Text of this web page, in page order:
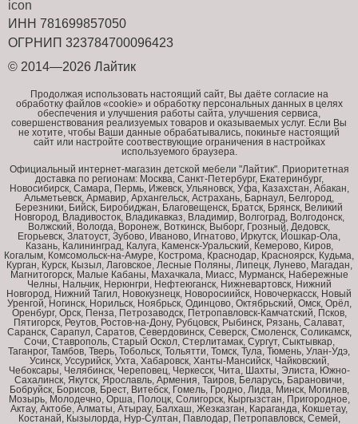
ИНН 781699857050
ОГРНИП 323784700096423
© 2014—2026 Лайтик
Продолжая использовать настоящий сайт, Вы даёте согласие на
обработку файлов «cookie» и обработку персональных данных в целях
обеспечения и улучшения работы сайта, улучшения сервиса,
совершенствования реализуемых товаров и оказываемых услуг. Если Вы
не хотите, чтобы Ваши данные обрабатывались, покиньте настоящий
сайт или настройте соотвествующие ограничения в настройках
используемого браузера.
Официальный интернет-магазин детской мебели "Лайтик". Приоритетная
доставка по регионам: Москва, Санкт-Петербург, Екатеринбург,
Новосибирск, Самара, Пермь, Ижевск, Ульяновск, Уфа, Казахстан, Абакан,
Альметьевск, Армавир, Архангельск, Астрахань, Барнаул, Белгород,
Березники, Бийск, Биробиджан, Благовещенск, Братск, Брянск, Великий
Новгород, Владивосток, Владикавказ, Владимир, Волгоград, Волгодонск,
Волжский, Вологда, Воронеж, Воткинск, Выборг, Грозный, Дедовск,
Егорьевск, Златоуст, Зубово, Иваново, Игнатово, Иркутск, Йошкар-Ола,
Казань, Калининград, Калуга, Каменск-Уральский, Кемерово, Киров,
Когалым, Комсомольск-на-Амуре, Кострома, Краснодар, Красноярск, Кудьма,
Курган, Курск, Кызыл, Лаговское, Лесные Поляны, Липецк, Лунево, Магадан,
Магнитогорск, Малые Кабаны, Махачкала, Миасс, Мурманск, Набережные
Челны, Нальчик, Нерюнгри, Нефтеюганск, Нижневартовск, Нижний
Новгород, Нижний Тагил, Новокузнецк, Новоросиийск, Новочеркасск, Новый
Уренгой, Ногинск, Норильск, Ноябрьск, Одинцово, Октябрьский, Омск, Орёл,
Оренбург, Орск, Пенза, Петрозаводск, Петропавловск-Камчатский, Псков,
Пятигорск, Реутов, Ростов-на-Дону, Рубцовск, Рыбинск, Рязань, Салават,
Саранск, Сарапул, Саратов, Севердовинск, Северск, Смоленск, Соликамск,
Сочи, Ставрополь, Старый Оскол, Стерлитамак, Сургут, Сыктывкар,
Таганрог, Тамбов, Тверь, Тобольск, Тольятти, Томск, Тула, Тюмень, Улан-Удэ,
Усинск, Уссурийск, Ухта, Хабаровск, Ханты-Мансийск, Чайковский,
Чебоксары, Челябинск, Череповец, Черкесск, Чита, Шахты, Элиста, Южно-
Сахалинск, Якутск, Ярославль, Армения, Таиров, Беларусь, Барановичи,
Бобруйск, Борисов, Брест, Витебск, Гомель, Гродно, Лида, Минск, Могилев,
Мозырь, Молодечно, Орша, Полоцк, Солигорск, Кыргызстан, Пригородное,
Актау, Актобе, Алматы, Атырау, Балхаш, Жезказган, Караганда, Кокшетау,
Костанай, Кызылорда, Нур-Султан, Павлодар, Петропавловск, Семей,